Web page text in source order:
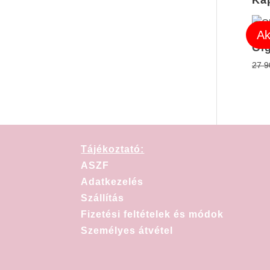
27
Tájékoztató:
ASZF
Adatkezelés
Szállítás
Fizetési feltételek és módok
Személyes átvétel